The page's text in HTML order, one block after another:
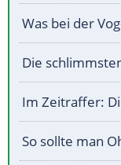
Was bei der
Die
Im Zeitraffer:
So sollte man